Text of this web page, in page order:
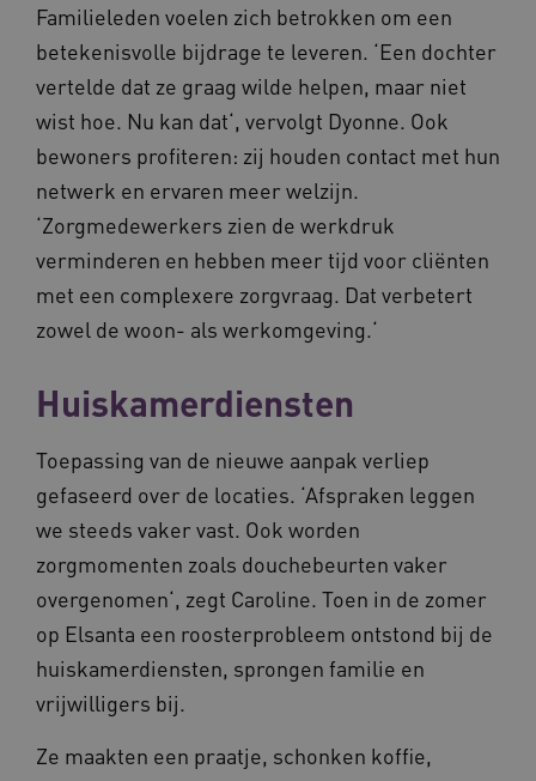
Familieleden voelen zich betrokken om een
betekenisvolle bijdrage te leveren. ‘Een dochter
vertelde dat ze graag wilde helpen, maar niet
wist hoe. Nu kan dat‘, vervolgt Dyonne. Ook
bewoners profiteren: zij houden contact met hun
netwerk en ervaren meer welzijn.
‘Zorgmedewerkers zien de werkdruk
verminderen en hebben meer tijd voor cliënten
met een complexere zorgvraag. Dat verbetert
zowel de woon- als werkomgeving.‘
Huiskamerdiensten
Toepassing van de nieuwe aanpak verliep
gefaseerd over de locaties. ‘Afspraken leggen
we steeds vaker vast. Ook worden
zorgmomenten zoals douchebeurten vaker
overgenomen‘, zegt Caroline. Toen in de zomer
op Elsanta een roosterprobleem ontstond bij de
huiskamerdiensten, sprongen familie en
vrijwilligers bij.
Ze maakten een praatje, schonken koffie,
maand
ga_session_duration www.waardigheidentrots.nl
59
_ga_G3VHK6CSBS .waardigheidentrots.nl
VISITOR_INFO1_LIVE
Google LLC
.youtube.com
weken